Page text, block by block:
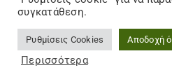
συγκατάθεση.
Ρυθμίσεις Cookies Αποδοχή
Περισσότερα